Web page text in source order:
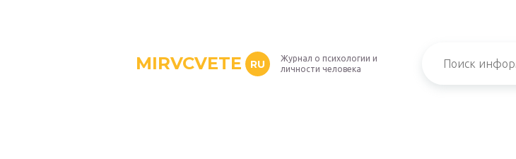
MIRVCVETE RU
Журнал о психологии и
личности человека